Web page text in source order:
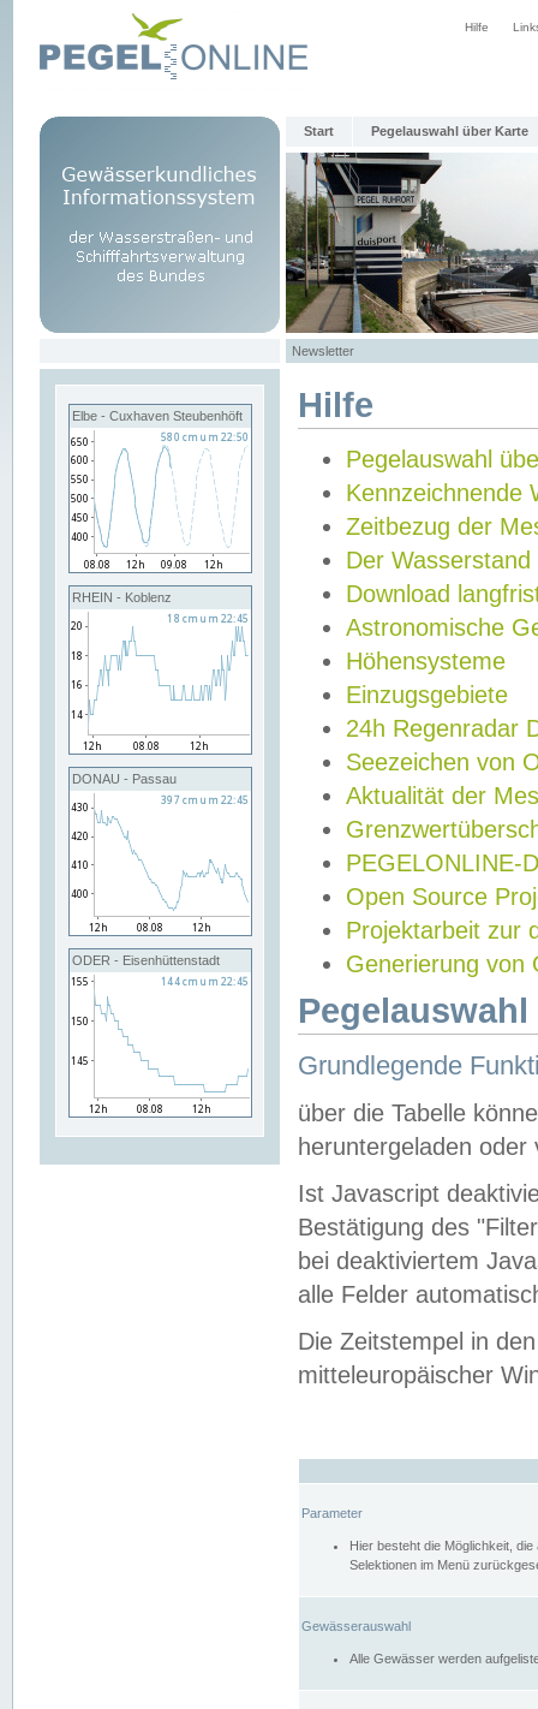
Hilfe
Start Pegelauswahl über Karte
Newsletter
Elbe - Cuxhaven Steubenhöft
RHEIN - Koblenz
DONAU - Passau
ODER - Eisenhüttenstadt
Hilfe
Pegelauswahl
Kennzeichnende
Zeitbezug der
Der Wasserstand
Download
Astronomische
Höhensysteme
Einzugsgebiete
24h Regenradar
Seezeichen von
Aktualität der
PEGELONLINE-
Open Source
Projektarbeit zur
Generierung von
Grundlegende
über die Tabelle
heruntergeladen oder
Ist Javascript
Bestätigung des
bei deaktiviertem
alle Felder
Die Zeitstempel in
mitteleuropäischer
Parameter
Hier besteht die Möglichkeit,
Selektionen im Menü
Gewässerauswahl
Alle Gewässer werden